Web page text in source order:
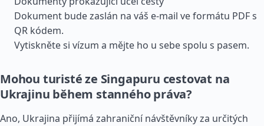
Dokument bude zaslán na váš e-mail ve formátu PDF s
QR kódem.
Vytiskněte si vízum a mějte ho u sebe spolu s pasem.
Mohou turisté ze Singapuru cestovat na
Ukrajinu během stanného práva?
Ano, Ukrajina přijímá zahraniční návštěvníky za určitých